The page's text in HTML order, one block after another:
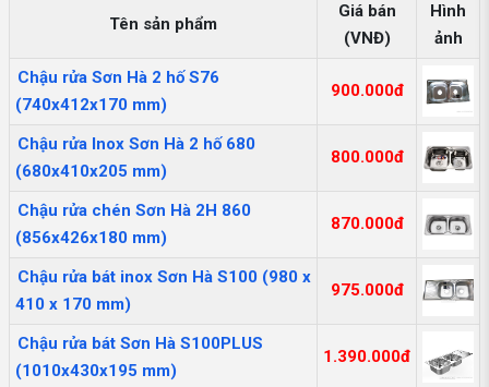
Tên sản phẩm
Giá bán
(VNĐ)
Hình
ảnh
Chậu rửa Sơn Hà 2 hố S76
(740x412x170 mm)
900.000đ
Chậu rửa Inox Sơn Hà 2 hố 680
(680x410x205 mm)
800.000đ
Chậu rửa chén Sơn Hà 2H 860
(856x426x180 mm)
870.000đ
Chậu rửa bát inox Sơn Hà S100 (980 x
410 x 170 mm)
975.000đ
Chậu rửa bát Sơn Hà S100PLUS
(1010x430x195 mm)
1.390.000đ